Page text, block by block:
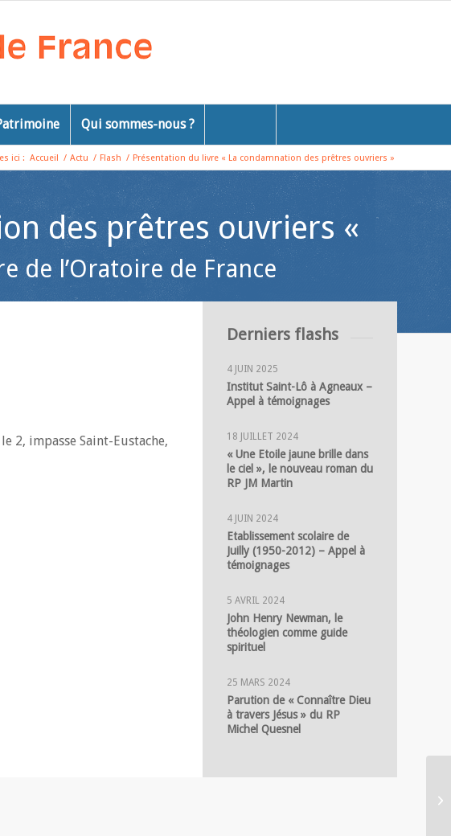
Qui sommes-nous ?
ici : Accueil / Actu / Flash / Présentation du livre « La condamnation des prêtres ouvriers »
des prêtres ouvriers «
de l’Oratoire de France
2, impasse Saint-Eustache,
Derniers flashs
4 JUIN 2025
Institut Saint-Lô à Agneaux –
Appel à témoignages
18 JUILLET 2024
« Une Etoile jaune brille dans
le ciel », le nouveau roman du
RP JM Martin
4 JUIN 2024
Etablissement scolaire de
Juilly (1950-2012) – Appel à
témoignages
5 AVRIL 2024
John Henry Newman, le
théologien comme guide
spirituel
25 MARS 2024
Parution de « Connaître Dieu
à travers Jésus » du RP
Michel Quesnel